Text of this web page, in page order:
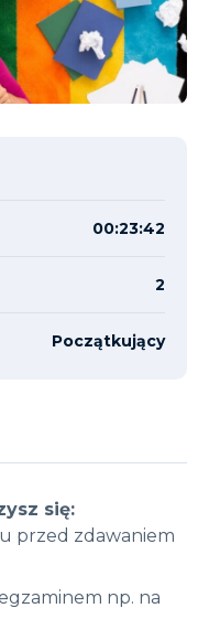
się:
przed zdawaniem
np. na
00:23:42
2
Początkujący